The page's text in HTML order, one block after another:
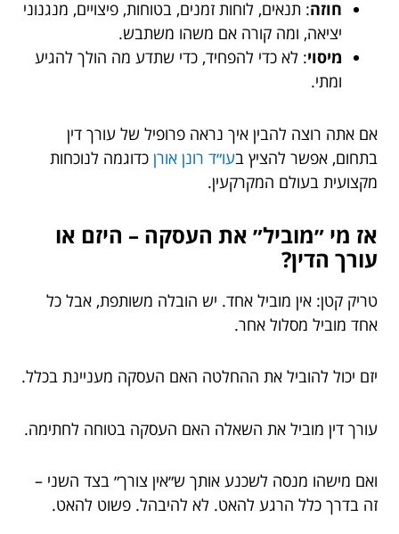
חוזה: תנאים, לוחות זמנים, בטוחות, פיצויים, מנגנוני
יציאה, ומה קורה אם משהו משתבש.
מיסוי: לא כדי להפחיד, כדי שתדע מה הולך להגיע
ומתי.
אם אתה רוצה להבין איך נראה פרופיל של עורך דין
בתחום, אפשר להציץ בעו״ד רונן אורן כדוגמה לנוכחות
מקצועית בעולם המקרקעין.
אז מי ״מוביל״ את העסקה – היזם או
עורך הדין?
טריק קטן: אין מוביל אחד. יש הובלה משותפת, אבל כל
אחד מוביל מסלול אחר.
יזם יכול להוביל את ההחלטה האם העסקה מעניינת בכלל.
עורך דין מוביל את השאלה האם העסקה בטוחה לחתימה.
ואם מישהו מנסה לשכנע אותך ש״אין צורך״ בצד השני –
זה בדרך כלל הרגע להאט. לא להיבהל. פשוט להאט.